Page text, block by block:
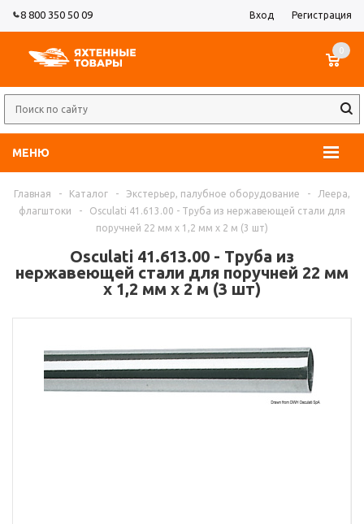
8 800 350 50 09 Вход Регистрация
МЕНЮ
0
Главная - Каталог - Экстерьер, палубное оборудование -
Леера,
флагштоки
-
Osculati 41.613.00 - Труба из нержавеющей стали для
поручней 22 мм x 1,2 мм x 2 м (3 шт)
Osculati 41.613.00 - Труба из
нержавеющей стали для поручней 22 мм
x 1,2 мм x 2 м (3 шт)